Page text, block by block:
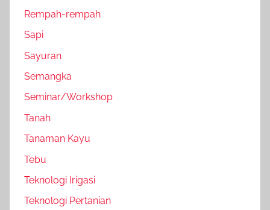
Rempah-rempah
Sapi
Sayuran
Semangka
Seminar/Workshop
Tanah
Tanaman Kayu
Tebu
Teknologi Irigasi
Teknologi Pertanian